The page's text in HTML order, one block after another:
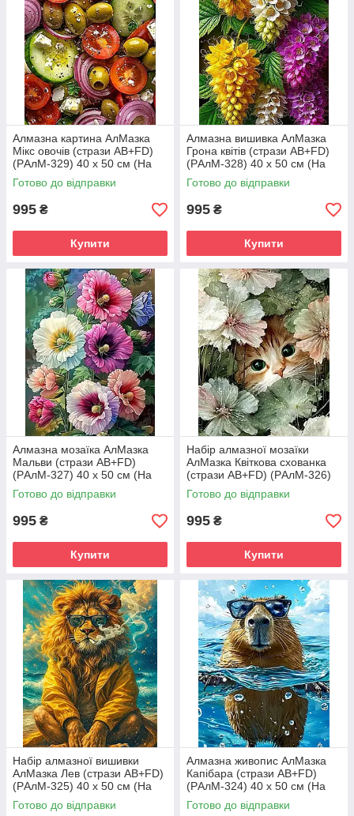
Алмазна картина АлМазка
Мікс овочів (стрази AB+FD)
(PАлМ-329) 40 х 50 см (На
підрамнику)
Готово до відправки
995 ₴
Купити
Алмазна вишивка АлМазка
Грона квітів (стрази AB+FD)
(PАлМ-328) 40 х 50 см (На
підрамнику)
Готово до відправки
995 ₴
Купити
Алмазна мозаїка АлМазка
Мальви (стрази AB+FD)
(PАлМ-327) 40 х 50 см (На
підрамнику)
Готово до відправки
995 ₴
Купити
Набір алмазної мозаїки
АлМазка Квіткова схованка
(стрази AB+FD) (PАлМ-326)
40 х 50 см (На підрамнику)
Готово до відправки
995 ₴
Купити
Набір алмазної вишивки
АлМазка Лев (стрази AB+FD)
(PАлМ-325) 40 х 50 см (На
підрамнику)
Готово до відправки
Алмазна живопис АлМазка
Капібара (стрази AB+FD)
(PАлМ-324) 40 х 50 см (На
підрамнику)
Готово до відправки